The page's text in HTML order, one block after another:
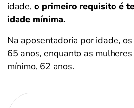
idade, o primeiro requisito é
idade mínima.
Na aposentadoria por idade,
65 anos, enquanto as
mínimo, 62 anos.